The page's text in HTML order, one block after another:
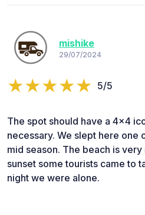
mishike
29/07/2024
5/5
The spot should have a 4x4
necessary. We slept here one
mid season. The beach is
sunset some tourists came to
night we were alone.